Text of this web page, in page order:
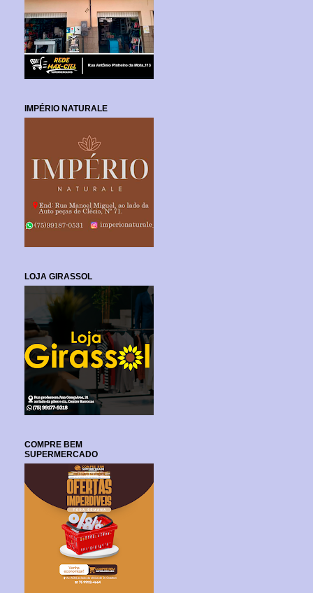
IMPÉRIO NATURALE
LOJA GIRASSOL
COMPRE BEM
SUPERMERCADO